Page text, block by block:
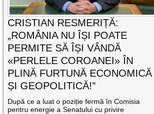
CRISTIAN RESMERIȚĂ:
„ROMÂNIA NU ÎȘI POATE
PERMITE SĂ ÎȘI VÂNDĂ
«PERLELE COROANEI» ÎN
PLINĂ FURTUNĂ ECONOMICĂ
ȘI GEOPOLITICĂ!”
După ce a luat o poziție fermă în Comisia
pentru energie a Senatului cu privire